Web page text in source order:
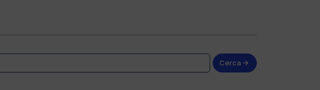
Cerca